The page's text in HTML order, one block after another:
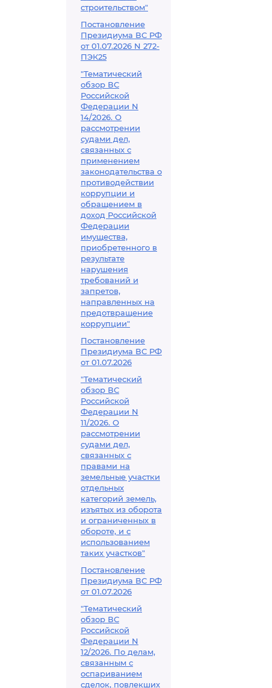
строительством"
Постановление
Президиума ВС РФ
от 01.07.2026 N 272-
ПЭК25
"Тематический
обзор ВС
Российской
Федерации N
14/2026. О
рассмотрении
судами дел,
связанных с
применением
законодательства о
противодействии
коррупции и
обращением в
доход Российской
Федерации
имущества,
приобретенного в
результате
нарушения
требований и
запретов,
направленных на
предотвращение
коррупции"
Постановление
Президиума ВС РФ
от 01.07.2026
"Тематический
обзор ВС
Российской
Федерации N
11/2026. О
рассмотрении
судами дел,
связанных с
правами на
земельные участки
отдельных
категорий земель,
изъятых из оборота
и ограниченных в
обороте, и с
использованием
таких участков"
Постановление
Президиума ВС РФ
от 01.07.2026
"Тематический
обзор ВС
Российской
Федерации N
12/2026. По делам,
связанным с
оспариванием
сделок, повлекших